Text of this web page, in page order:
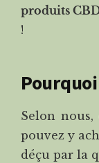
produits
!
Pourquoi
Selon
pouvez y
déçu par la